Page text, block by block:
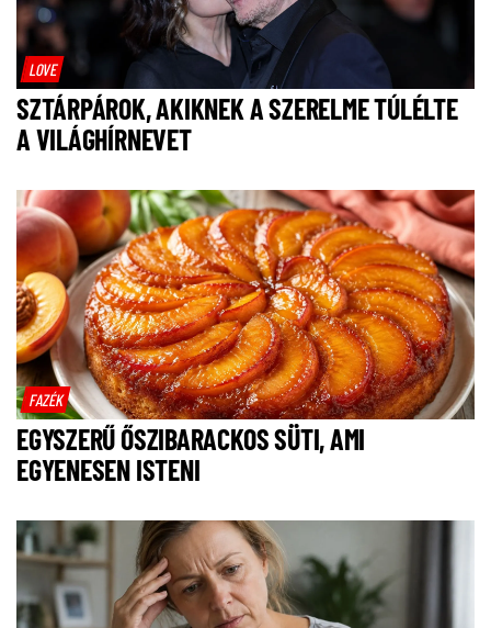
LOVE
SZTÁRPÁROK, AKIKNEK A SZERELME TÚLÉLTE
A VILÁGHÍRNEVET
FAZÉK
EGYSZERŰ ŐSZIBARACKOS SÜTI, AMI
EGYENESEN ISTENI